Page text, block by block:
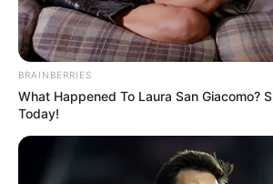
These Columbus Companies
Insurance Quotes In 2026
LION COVERAGE
BRAINBERRIES
What Happened To Laura San Giacomo?
Today!